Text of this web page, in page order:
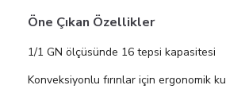
Öne Çıkan Özellikler
1/1 GN ölçüsünde 16 tepsi kapasitesi
Konveksiyonlu fırınlar için ergonomik